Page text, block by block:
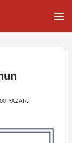
YAZAR: